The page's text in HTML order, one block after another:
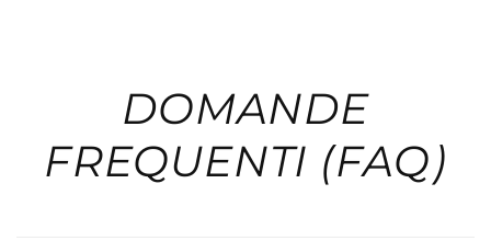
DOMANDE
FREQUENTI (FAQ)